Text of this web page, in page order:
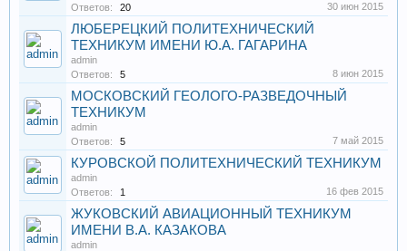
Ответов:
20 30 июн 2015
ЛЮБЕРЕЦКИЙ ПОЛИТЕХНИЧЕСКИЙ
ТЕХНИКУМ ИМЕНИ Ю.А. ГАГАРИНА
admin
Ответов:
5 8 июн 2015
МОСКОВСКИЙ ГЕОЛОГО-РАЗВЕДОЧНЫЙ
ТЕХНИКУМ
admin
Ответов:
5 7 май 2015
КУРОВСКОЙ ПОЛИТЕХНИЧЕСКИЙ ТЕХНИКУМ
admin
Ответов:
1 16 фев 2015
ЖУКОВСКИЙ АВИАЦИОННЫЙ ТЕХНИКУМ
ИМЕНИ В.А. КАЗАКОВА
admin